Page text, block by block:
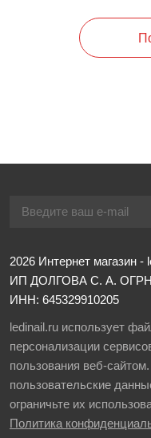
2026 Интернет магазин
ИП ДОЛГОВА С. А.
ИНН: 645329910205
ledinail.ru использует
персонализации
пользования веб-
пользовательские
ограничьте их
Политика